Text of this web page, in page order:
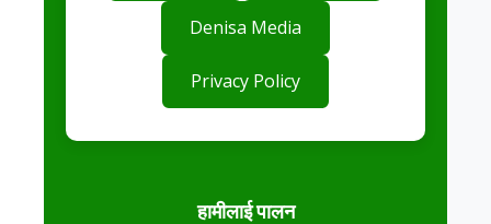
Denisa Media
Privacy Policy
हामीलाई पालन